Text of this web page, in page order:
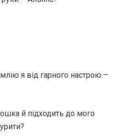
я від гарного настрою.—
й підходить до мого